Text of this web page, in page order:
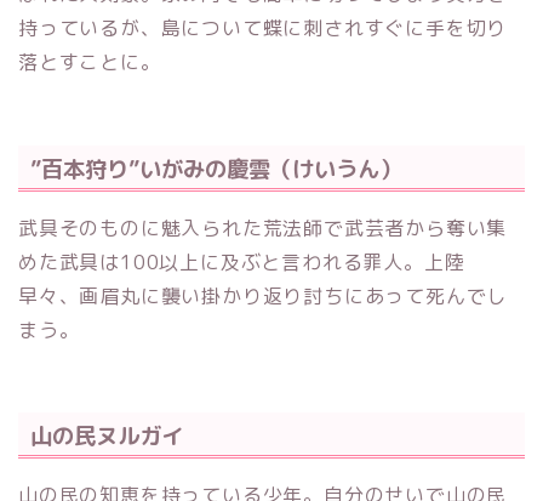
持っているが、島について蝶に刺されすぐに手を切り
落とすことに。
”百本狩り”いがみの慶雲（けいうん）
武具そのものに魅入られた荒法師で武芸者から奪い集
めた武具は100以上に及ぶと言われる罪人。上陸
早々、画眉丸に襲い掛かり返り討ちにあって死んでし
まう。
山の民ヌルガイ
山の民の知恵を持っている少年。自分のせいで山の民